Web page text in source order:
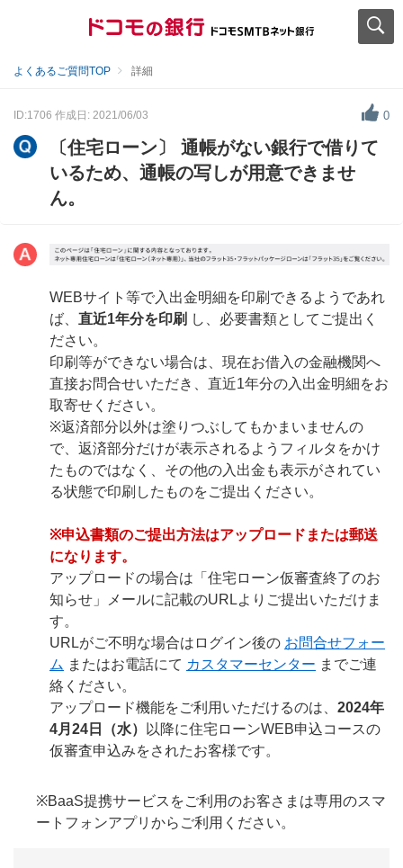
よくあるご質問TOP 詳細
ID:1706 作成日: 2021/06/03 0
〔住宅ローン〕 通帳がない銀行で借りて
いるため、通帳の写しが用意できませ
ん。
WEBサイト等で入出金明細を印刷できるようであれ
ば、 直近1年分を印刷 し、必要書類としてご提出く
ださい。
印刷等ができない場合は、現在お借入の金融機関へ
直接お問合せいただき、直近1年分の入出金明細をお
取寄せください。
※返済部分以外は塗りつぶしてもかまいませんの
で、返済部分だけが表示されるようフィルタをかけ
たものではなく、その他の入出金も表示がされてい
る状態で印刷したものをご提出ください。
※申込書類のご提出方法はアップロードまたは郵送
になります。
アップロードの場合は「住宅ローン仮審査終了のお
知らせ」メールに記載のURLよりご提出いただけま
す。
URLがご不明な場合はログイン後の お問合せフォー
ム またはお電話にて カスタマーセンター までご連
絡ください。
アップロード機能をご利用いただけるのは、 2024年
4月24日（水）
以降に住宅ローンWEB申込コースの
仮審査申込みをされたお客様です。
※BaaS提携サービスをご利用のお客さまは専用のスマ
ートフォンアプリからご利用ください。